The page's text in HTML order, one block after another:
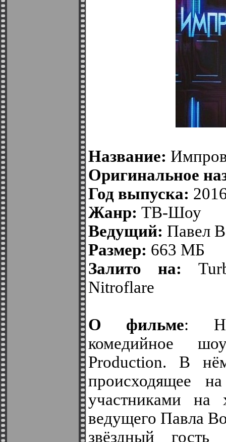
Название:
Оригинальное
Год выпуска:
Жанр: ТВ-Шоу
Ведущий: Павел
Размер: 663 МБ
Залито на:
Nitroflare
О фильме:
комедийное
Production. В
происходящее
участниками на
ведущего Павла
звёздный